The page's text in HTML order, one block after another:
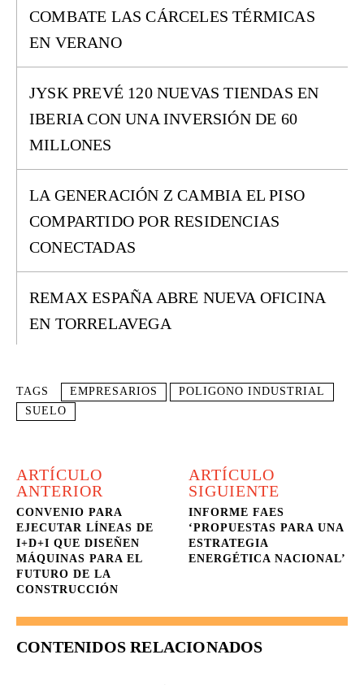
COMBATE LAS CÁRCELES TÉRMICAS
EN VERANO
JYSK PREVÉ 120 NUEVAS TIENDAS EN
IBERIA CON UNA INVERSIÓN DE 60
MILLONES
LA GENERACIÓN Z CAMBIA EL PISO
COMPARTIDO POR RESIDENCIAS
CONECTADAS
REMAX ESPAÑA ABRE NUEVA OFICINA
EN TORRELAVEGA
TAGS EMPRESARIOS
POLIGONO INDUSTRIAL
SUELO
ARTÍCULO
ANTERIOR
CONVENIO PARA
EJECUTAR LÍNEAS DE
I+D+I QUE DISEÑEN
MÁQUINAS PARA EL
FUTURO DE LA
CONSTRUCCIÓN
ARTÍCULO
SIGUIENTE
INFORME FAES
‘PROPUESTAS PARA UNA
ESTRATEGIA
ENERGÉTICA NACIONAL’
CONTENIDOS RELACIONADOS